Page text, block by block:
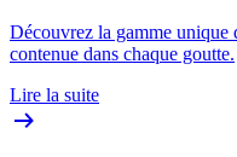
Découvrez la gamme unique
contenue dans chaque goutte.
Lire la suite